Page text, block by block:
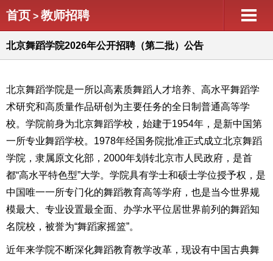
首页 > 教师招聘
北京舞蹈学院2026年公开招聘（第二批）公告
北京舞蹈学院是一所以高素质舞蹈人才培养、高水平舞蹈学
术研究和高质量作品研创为主要任务的全日制普通高等学
校。学院前身为北京舞蹈学校，始建于1954年，是新中国第
一所专业舞蹈学校。1978年经国务院批准正式成立北京舞蹈
学院，隶属原文化部，2000年划转北京市人民政府，是首
都“高水平特色型”大学。学院具有学士和硕士学位授予权，是
中国唯一一所专门化的舞蹈教育高等学府，也是当今世界规
模最大、专业设置最全面、办学水平位居世界前列的舞蹈知
名院校，被誉为“舞蹈家摇篮”。
近年来学院不断深化舞蹈教育教学改革，现设有中国古典舞